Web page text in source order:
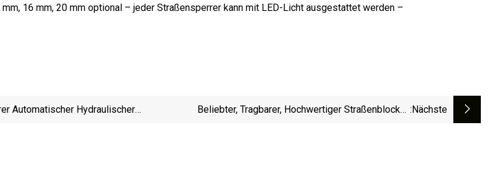
16 mm, 20 mm optional – jeder Straßensperrer kann mit LED-Licht ausgestattet werden –
Automatischer Hydraulischer
Beliebter, Tragbarer, Hochwertiger Straßenblocker, :nächste